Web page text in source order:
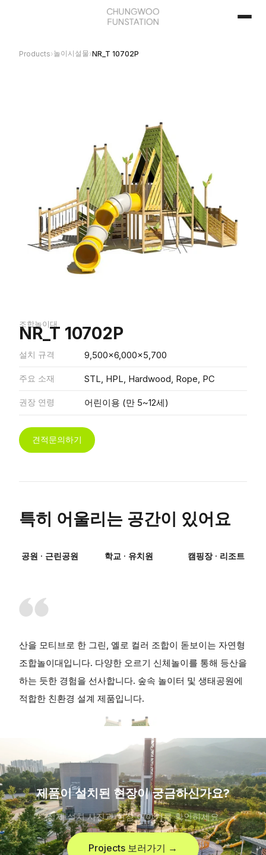
Products›놀이시설물›NR_T 10702P
조합놀이대
NR_T 10702P
설치 규격 9,500x6,000x5,700
주요 소재 STL, HPL, Hardwood, Rope, PC
권장 연령 어린이용 (만 5~12세)
견적문의하기
특히 어울리는 공간이 있어요
공원 · 근린공원 학교 · 유치원 캠핑장 · 리조트
산을 모티브로 한 그린, 옐로 컬러 조합이 돋보이는 자연형
조합놀이대입니다. 다양한 오르기 신체놀이를 통해 등산을
하는 듯한 경험을 선사합니다. 숲속 놀이터 및 생태공원에
적합한 친환경 설계 제품입니다.
제품이 설치된 현장이 궁금하신가요?
실제 설치 사진과 현장 이야기를 확인하세요
Projects 보러가기 →